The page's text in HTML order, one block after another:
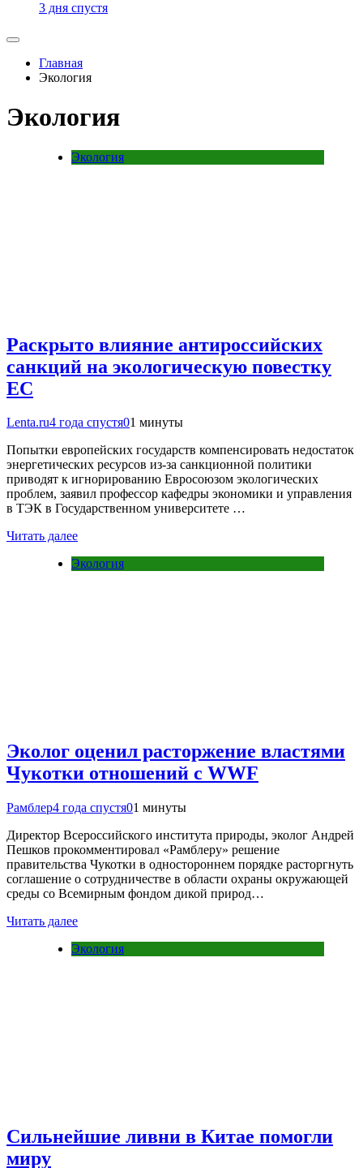
3 дня спустя
Главная
Экология
Экология
Экология
Раскрыто влияние антироссийских
санкций на экологическую повестку
ЕС
Lenta.ru4 года спустя01 минуты
Попытки европейских государств компенсировать недостаток
энергетических ресурсов из-за санкционной политики
приводят к игнорированию Евросоюзом экологических
проблем, заявил профессор кафедры экономики и управления
в ТЭК в Государственном университете …
Читать далее
Экология
Эколог оценил расторжение властями
Чукотки отношений с WWF
Рамблер4 года спустя01 минуты
Директор Всероссийского института природы, эколог Андрей
Пешков прокомментировал «Рамблеру» решение
правительства Чукотки в одностороннем порядке расторгнуть
соглашение о сотрудничестве в области охраны окружающей
среды со Всемирным фондом дикой природ…
Читать далее
Экология
Сильнейшие ливни в Китае помогли
миру